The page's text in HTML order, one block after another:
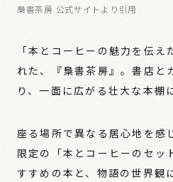
梟書茶房 公式サイトより引用
「本とコーヒーの魅力を伝
れた、『梟書茶房』。書店と
り、一面に広がる壮大な本棚
座る場所で異なる居心地を感
限定の「本とコーヒーのセッ
すすめの本と、物語の世界観